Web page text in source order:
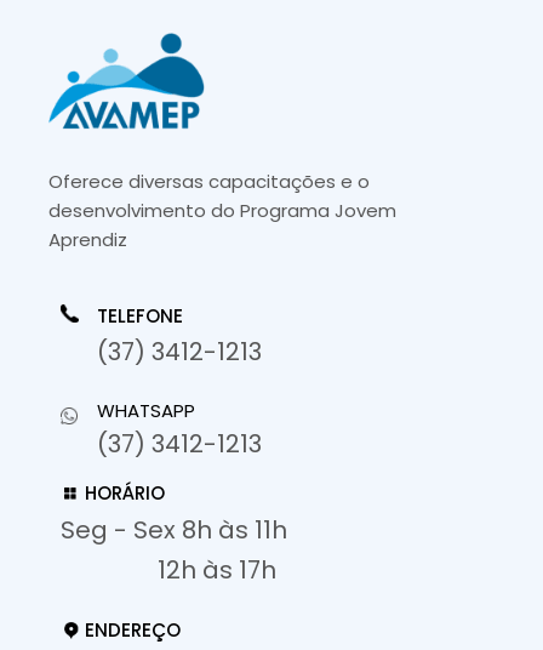
Oferece diversas capacitações e o
desenvolvimento do Programa Jovem
Aprendiz
TELEFONE
(37) 3412-1213
WHATSAPP
(37) 3412-1213
HORÁRIO
Seg - Sex 8h às 11h
12h às 17h
ENDEREÇO